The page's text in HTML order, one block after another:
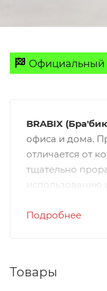
Официальный
BRABIX
офиса и дома.
отличается от
тщательно
производятся на
продукция
Подробнее
Товары